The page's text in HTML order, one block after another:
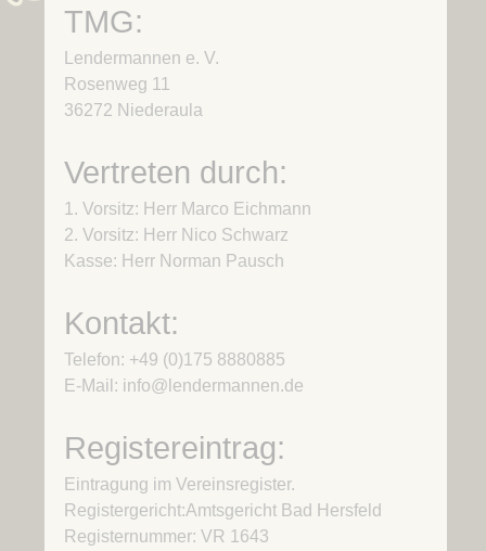
TMG:
Lendermannen e. V.
Rosenweg 11
36272 Niederaula
Vertreten durch:
1. Vorsitz: Herr Marco Eichmann
2. Vorsitz: Herr Nico Schwarz
Kasse: Herr Norman Pausch
Kontakt:
Telefon: +49 (0)175 8880885
E-Mail: info@lendermannen.de
Registereintrag:
Eintragung im Vereinsregister.
Registergericht:Amtsgericht Bad Hersfeld
Registernummer: VR 1643